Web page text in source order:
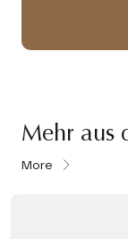
Mehr aus
More